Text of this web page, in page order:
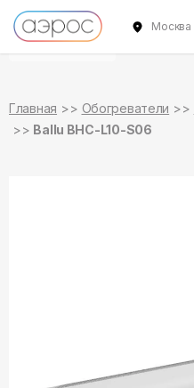
Москва
Главная Обогреватели
Ballu BHC-L10-S06
уточняйте
о наличии